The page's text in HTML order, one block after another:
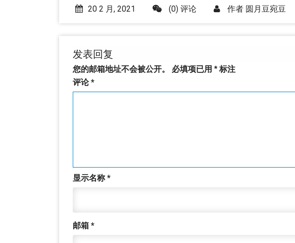
20 2 月, 2021 (0) 评论 作者 圆月豆宛豆
发表回复
您的邮箱地址不会被公开。 必填项已用 * 标注
评论*
显示名称*
邮箱 *